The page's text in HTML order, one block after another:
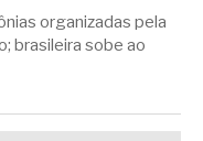
organizadas pela
brasileira sobe ao